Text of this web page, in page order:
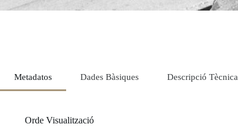
Metadatos
Orde Visualització
Dades Bàsiques Descripció Tècnica